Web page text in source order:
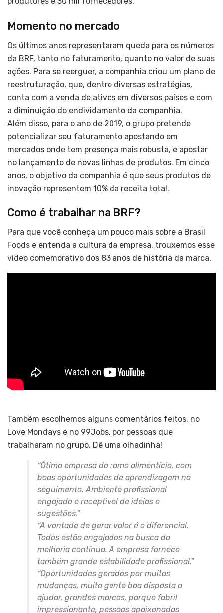
Momento no mercado
Os últimos anos representaram queda para os números
da BRF, tanto no faturamento, quanto no valor de suas
ações. Para se reerguer, a companhia criou um plano de
reestruturação, que, dentre diversas estratégias,
conta com a venda de ativos em diversos países e com
a diminuição do endividamento da companhia.
Além disso, para o ano de 2019, o grupo pretende
potencializar seu faturamento apostando em
mercados onde tem presença mais robusta, e apostar
no lançamento de novas linhas de produtos. Em cinco
anos, o objetivo da companhia é que seus produtos de
inovação representem 10% da receita total.
Como é trabalhar na BRF?
Para que você conheça um pouco mais sobre a Brasil
Foods e entenda a cultura da empresa, trouxemos esse
vídeo comemorativo dos 83 anos de história da marca.
Também escolhemos alguns comentários feitos, no
Love Mondays e no 99Jobs, por pessoas que
trabalharam no grupo. Dê uma olhadinha!
“Ótima empresa do ramo alimentício, com
boas oportunidades de aprendizagem no
seguimento. Ambiente profissional
engajado e receptivel de ideias e
sugestões.”
“A vontade de gerar valor é o diferencial.
Todos estão engajados na busca da
melhoria contínua. A empresa fornece
também grande estabilidade profissional.”
“Oportunidades geradas por muitas
mudanças, muita gente boa disposta a
ajudar, grandes marcas, parque fabril
impressionante, pessoas apaixonadas